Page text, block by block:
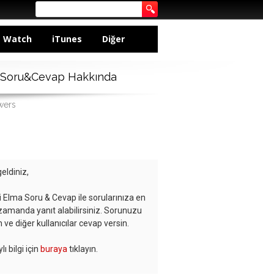
Watch iTunes Diğer
Soru&Cevap Hakkında
Elma Soru & Cevap ile sorularınıza en
yanıt alabilirsiniz. Sorunuzu
ve diğer kullanıcılar cevap versin.
bilgi için buraya tıklayın.